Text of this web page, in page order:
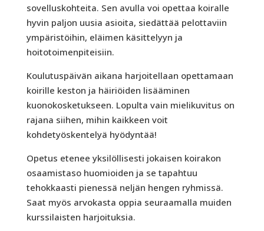
sovelluskohteita. Sen avulla voi opettaa koiralle
hyvin paljon uusia asioita, siedättää pelottaviin
ympäristöihin, eläimen käsittelyyn ja
hoitotoimenpiteisiin.
Koulutuspäivän aikana harjoitellaan opettamaan
koirille keston ja häiriöiden lisääminen
kuonokosketukseen. Lopulta vain mielikuvitus on
rajana siihen, mihin kaikkeen voit
kohdetyöskentelyä hyödyntää!
Opetus etenee yksilöllisesti jokaisen koirakon
osaamistaso huomioiden ja se tapahtuu
tehokkaasti pienessä neljän hengen ryhmissä.
Saat myös arvokasta oppia seuraamalla muiden
kurssilaisten harjoituksia.